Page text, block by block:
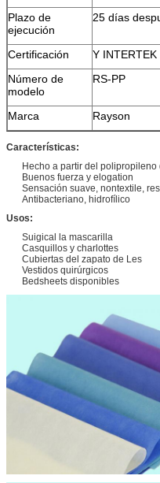
Plazo de
ejecución
25 días
Certificación
Y INTERTEK
Número de
modelo
RS-PP
Marca Rayson
Características:
Hecho a partir del
Buenos fuerza y elogation
Sensación suave, nontextile,
Antibacteriano, hidrofílico
Usos:
Suigical la mascarilla
Casquillos y charlottes
Cubiertas del zapato de Les
Vestidos quirúrgicos
Bedsheets disponibles